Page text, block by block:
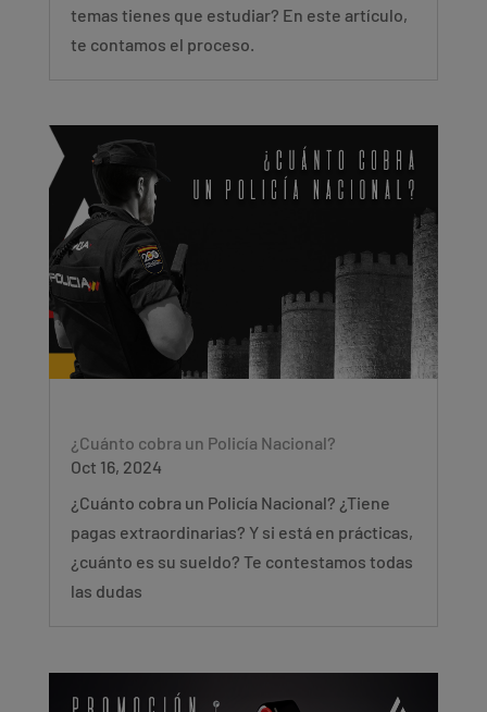
temas tienes que estudiar? En este artículo,
te contamos el proceso.
¿Cuánto cobra un Policía Nacional?
Oct 16, 2024
¿Cuánto cobra un Policía Nacional? ¿Tiene
pagas extraordinarias? Y si está en prácticas,
¿cuánto es su sueldo? Te contestamos todas
las dudas